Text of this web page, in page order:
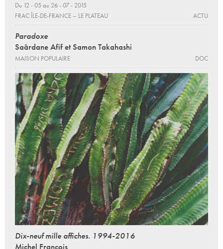
Du 12 - 05 au 26 - 07 - 2015
FRAC ÎLE-DE-FRANCE – LE PLATEAU
ACTU
Paradoxe
Saârdane Afif et Samon Takahashi
MAISON POPULAIRE DOC
Dix-neuf mille affiches. 1994-2016
Michel François